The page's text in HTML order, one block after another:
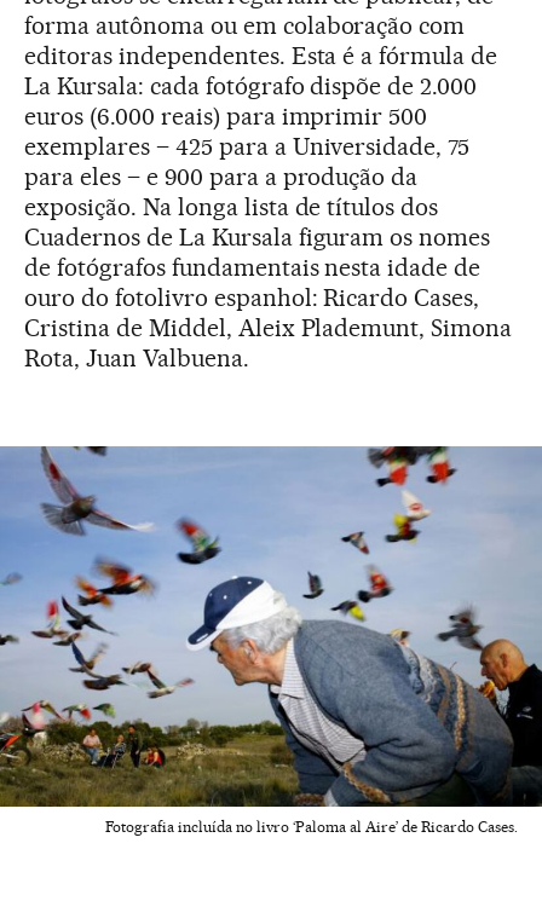
forma autônoma ou em colaboração com
editoras independentes. Esta é a fórmula de
La Kursala: cada fotógrafo dispõe de 2.000
euros (6.000 reais) para imprimir 500
exemplares – 425 para a Universidade, 75
para eles – e 900 para a produção da
exposição. Na longa lista de títulos dos
Cuadernos de La Kursala figuram os nomes
de fotógrafos fundamentais nesta idade de
ouro do fotolivro espanhol: Ricardo Cases,
Cristina de Middel, Aleix Plademunt, Simona
Rota, Juan Valbuena.
Fotografia incluída no livro ‘Paloma al Aire’ de Ricardo Cases.